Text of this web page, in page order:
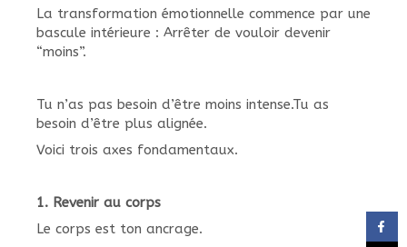
La transformation émotionnelle commence par une
bascule intérieure : Arrêter de vouloir devenir
“moins”.
Tu n’as pas besoin d’être moins intense.Tu as
besoin d’être plus alignée.
Voici trois axes fondamentaux.
1. Revenir au corps
Le corps est ton ancrage.